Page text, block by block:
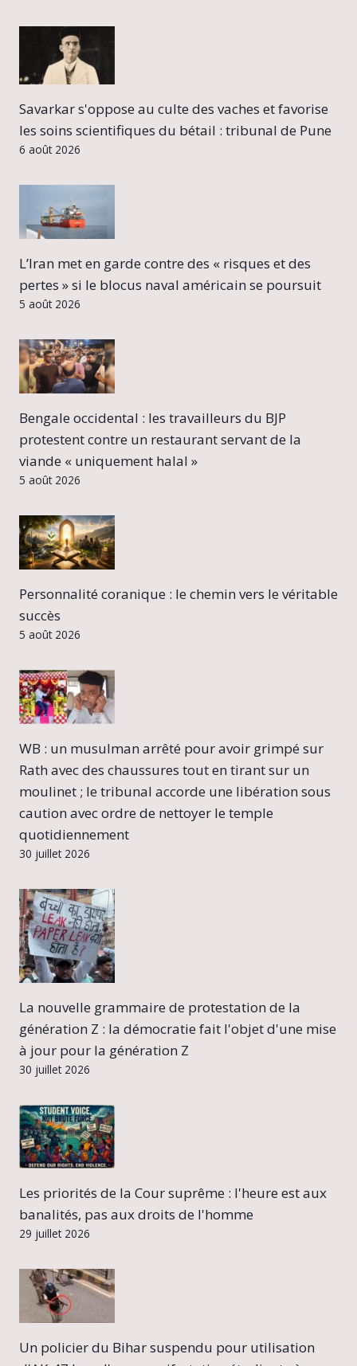
Savarkar s'oppose au culte des vaches et favorise
les soins scientifiques du bétail : tribunal de Pune
6 août 2026
L’Iran met en garde contre des « risques et des
pertes » si le blocus naval américain se poursuit
5 août 2026
Bengale occidental : les travailleurs du BJP
protestent contre un restaurant servant de la
viande « uniquement halal »
5 août 2026
Personnalité coranique : le chemin vers le véritable
succès
5 août 2026
WB : un musulman arrêté pour avoir grimpé sur
Rath avec des chaussures tout en tirant sur un
moulinet ; le tribunal accorde une libération sous
caution avec ordre de nettoyer le temple
quotidiennement
30 juillet 2026
La nouvelle grammaire de protestation de la
génération Z : la démocratie fait l'objet d'une mise
à jour pour la génération Z
30 juillet 2026
Les priorités de la Cour suprême : l'heure est aux
banalités, pas aux droits de l'homme
29 juillet 2026
Un policier du Bihar suspendu pour utilisation